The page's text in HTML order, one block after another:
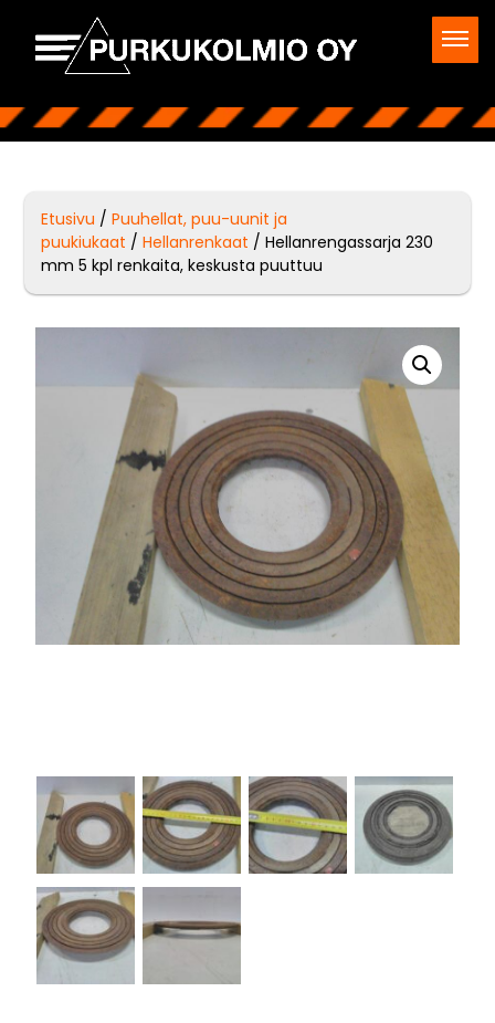
Etusivu /Puuhellat, puu-uunit ja
puukiukaat /Hellanrenkaat / Hellanrengassarja 230
mm 5 kpl renkaita, keskusta puuttuu